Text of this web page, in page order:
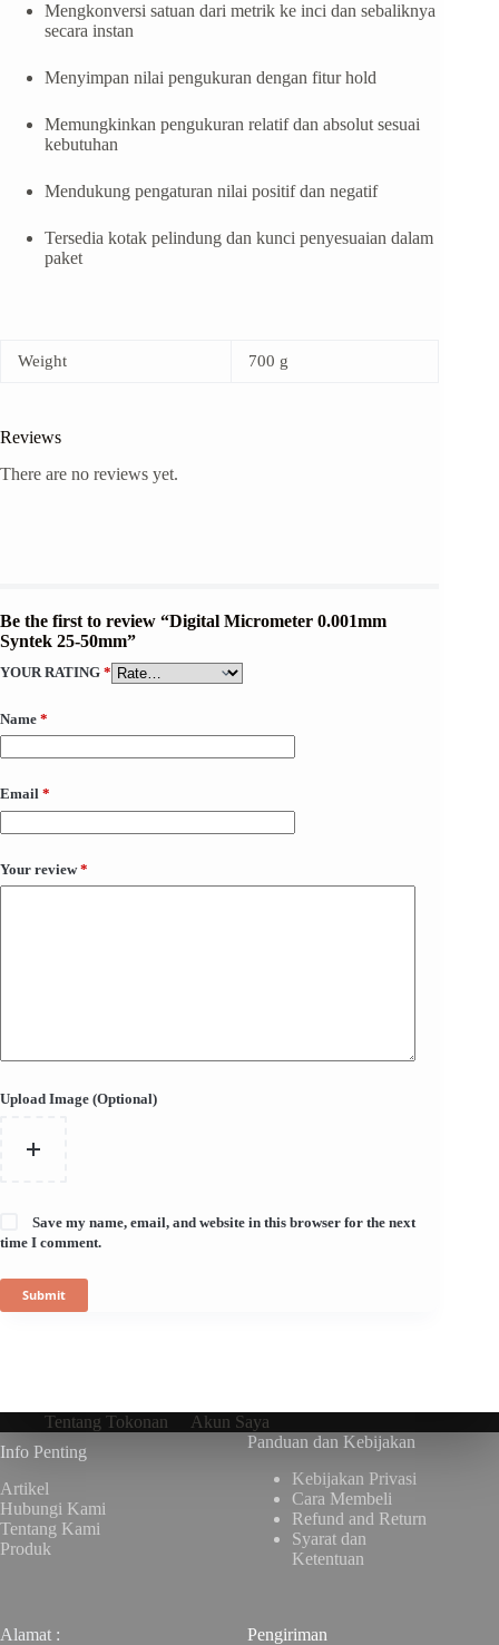
Mengkonversi satuan dari metrik ke inci dan sebaliknya
secara instan
Menyimpan nilai pengukuran dengan fitur hold
Memungkinkan pengukuran relatif dan absolut sesuai
kebutuhan
Mendukung pengaturan nilai positif dan negatif
Tersedia kotak pelindung dan kunci penyesuaian dalam
paket
Weight 700 g
Reviews
There are no reviews yet.
Be the first to review “Digital Micrometer 0.001mm
Syntek 25-50mm”
YOUR RATING *
Name *
Email *
Your review*
Upload Image (Optional)
Save my name, email, and website in this browser for the next
time I comment.
Submit
Tentang Tokonan
Akun Saya
Info Penting
Artikel
Hubungi Kami
Tentang Kami
Produk
Panduan dan Kebijakan
Kebijakan Privasi
Cara Membeli
Refund and Return
Syarat dan
Ketentuan
Alamat : Pengiriman